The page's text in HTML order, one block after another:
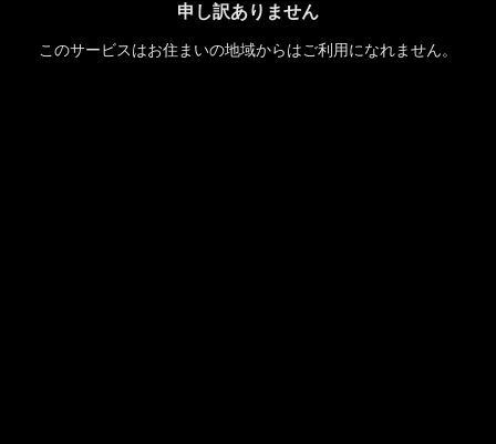
申し訳ありません
このサービスはお住まいの地域からはご利用になれません。